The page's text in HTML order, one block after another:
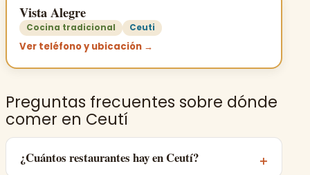
Vista Alegre
Cocina tradicional Ceuti
Ver teléfono y ubicación →
Preguntas frecuentes sobre dónde
comer en Ceutí
¿Cuántos restaurantes hay en Ceutí?